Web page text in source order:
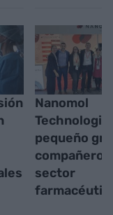
Nanomol
pequeño
compañero
sector